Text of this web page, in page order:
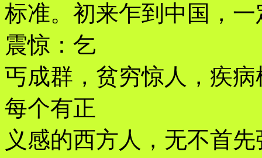
标准。初来乍到中国，
震惊：乞
丐成群，贫穷惊人，疾
每个有正
义感的西方人，无不首